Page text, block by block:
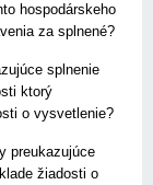
hospodárskeho
za splnené?
splnenie
ktorý
o vysvetlenie?
preukazujúce
žiadosti o